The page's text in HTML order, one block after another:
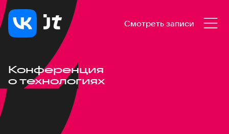
Смотреть записи
Конференция
о технологиях